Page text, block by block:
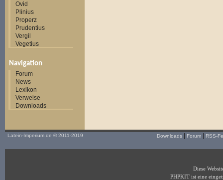
Ovid
Plinius
Properz
Prudentius
Vergil
Vegetius
Navigation
Forum
News
Lexikon
Verweise
Downloads
Latein-Imperium.de © 2011-2019 Downloads Forum RSS-
Diese
PHPKIT ist eine